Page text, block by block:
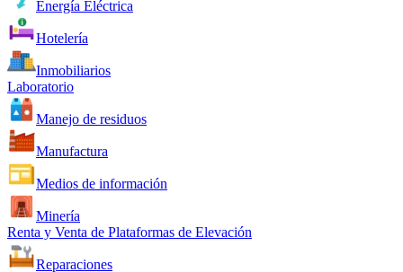
Energía Eléctrica
Hotelería
Inmobiliarios
Laboratorio
Manejo de residuos
Manufactura
Medios de información
Minería
Renta y Venta de Plataformas de Elevación
Reparaciones